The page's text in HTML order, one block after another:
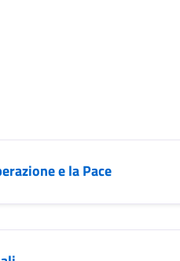
e la Pace